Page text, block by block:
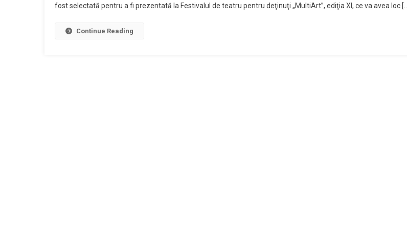
Oferit
fost selectată pentru a fi prezentată la Festivalul de teatru pentru deţinuţi „MultiArt”, ediţia XI, ce va avea loc […]
Continue Reading